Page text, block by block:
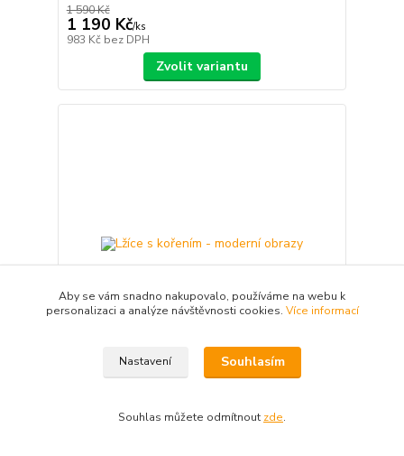
1 590 Kč
1 190 Kč/ks
983 Kč bez DPH
Zvolit variantu
1 190 Kč
Aby se vám snadno nakupovalo, používáme na webu k
personalizaci a analýze návštěvnosti cookies. Více informací
Nastavení Souhlasím
Souhlas můžete odmítnout zde.